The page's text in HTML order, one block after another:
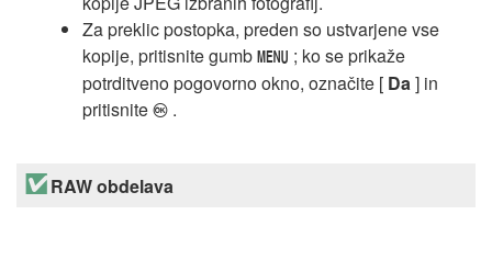
Za preklic postopka, preden so ustvarjene vse
kopije, pritisnite gumb G
; ko se prikaže
potrditveno pogovorno okno, označite [ Da] in
pritisnite J .
RAW obdelava